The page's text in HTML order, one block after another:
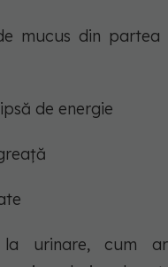
mucus din partea
de energie
urinare, cum